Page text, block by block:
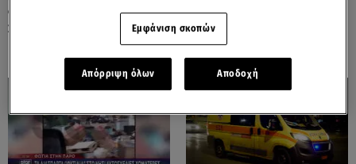
Φωτιές: Στάχτη Το Πράσινο
Στολίδι Της Δυτικής Αττικής
Πόρτο Ράφτη: Bίντεο
Ντοκουμέντο Από Το
Θανατηφόρο Τροχαίο
Εμφάνιση σκοπών
Απόρριψη όλων Αποδοχή